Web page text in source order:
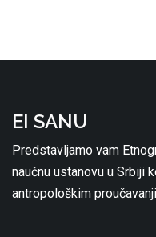
EI SANU
Predstavljamo vam
naučnu ustanovu u Srbiji
antropološkim